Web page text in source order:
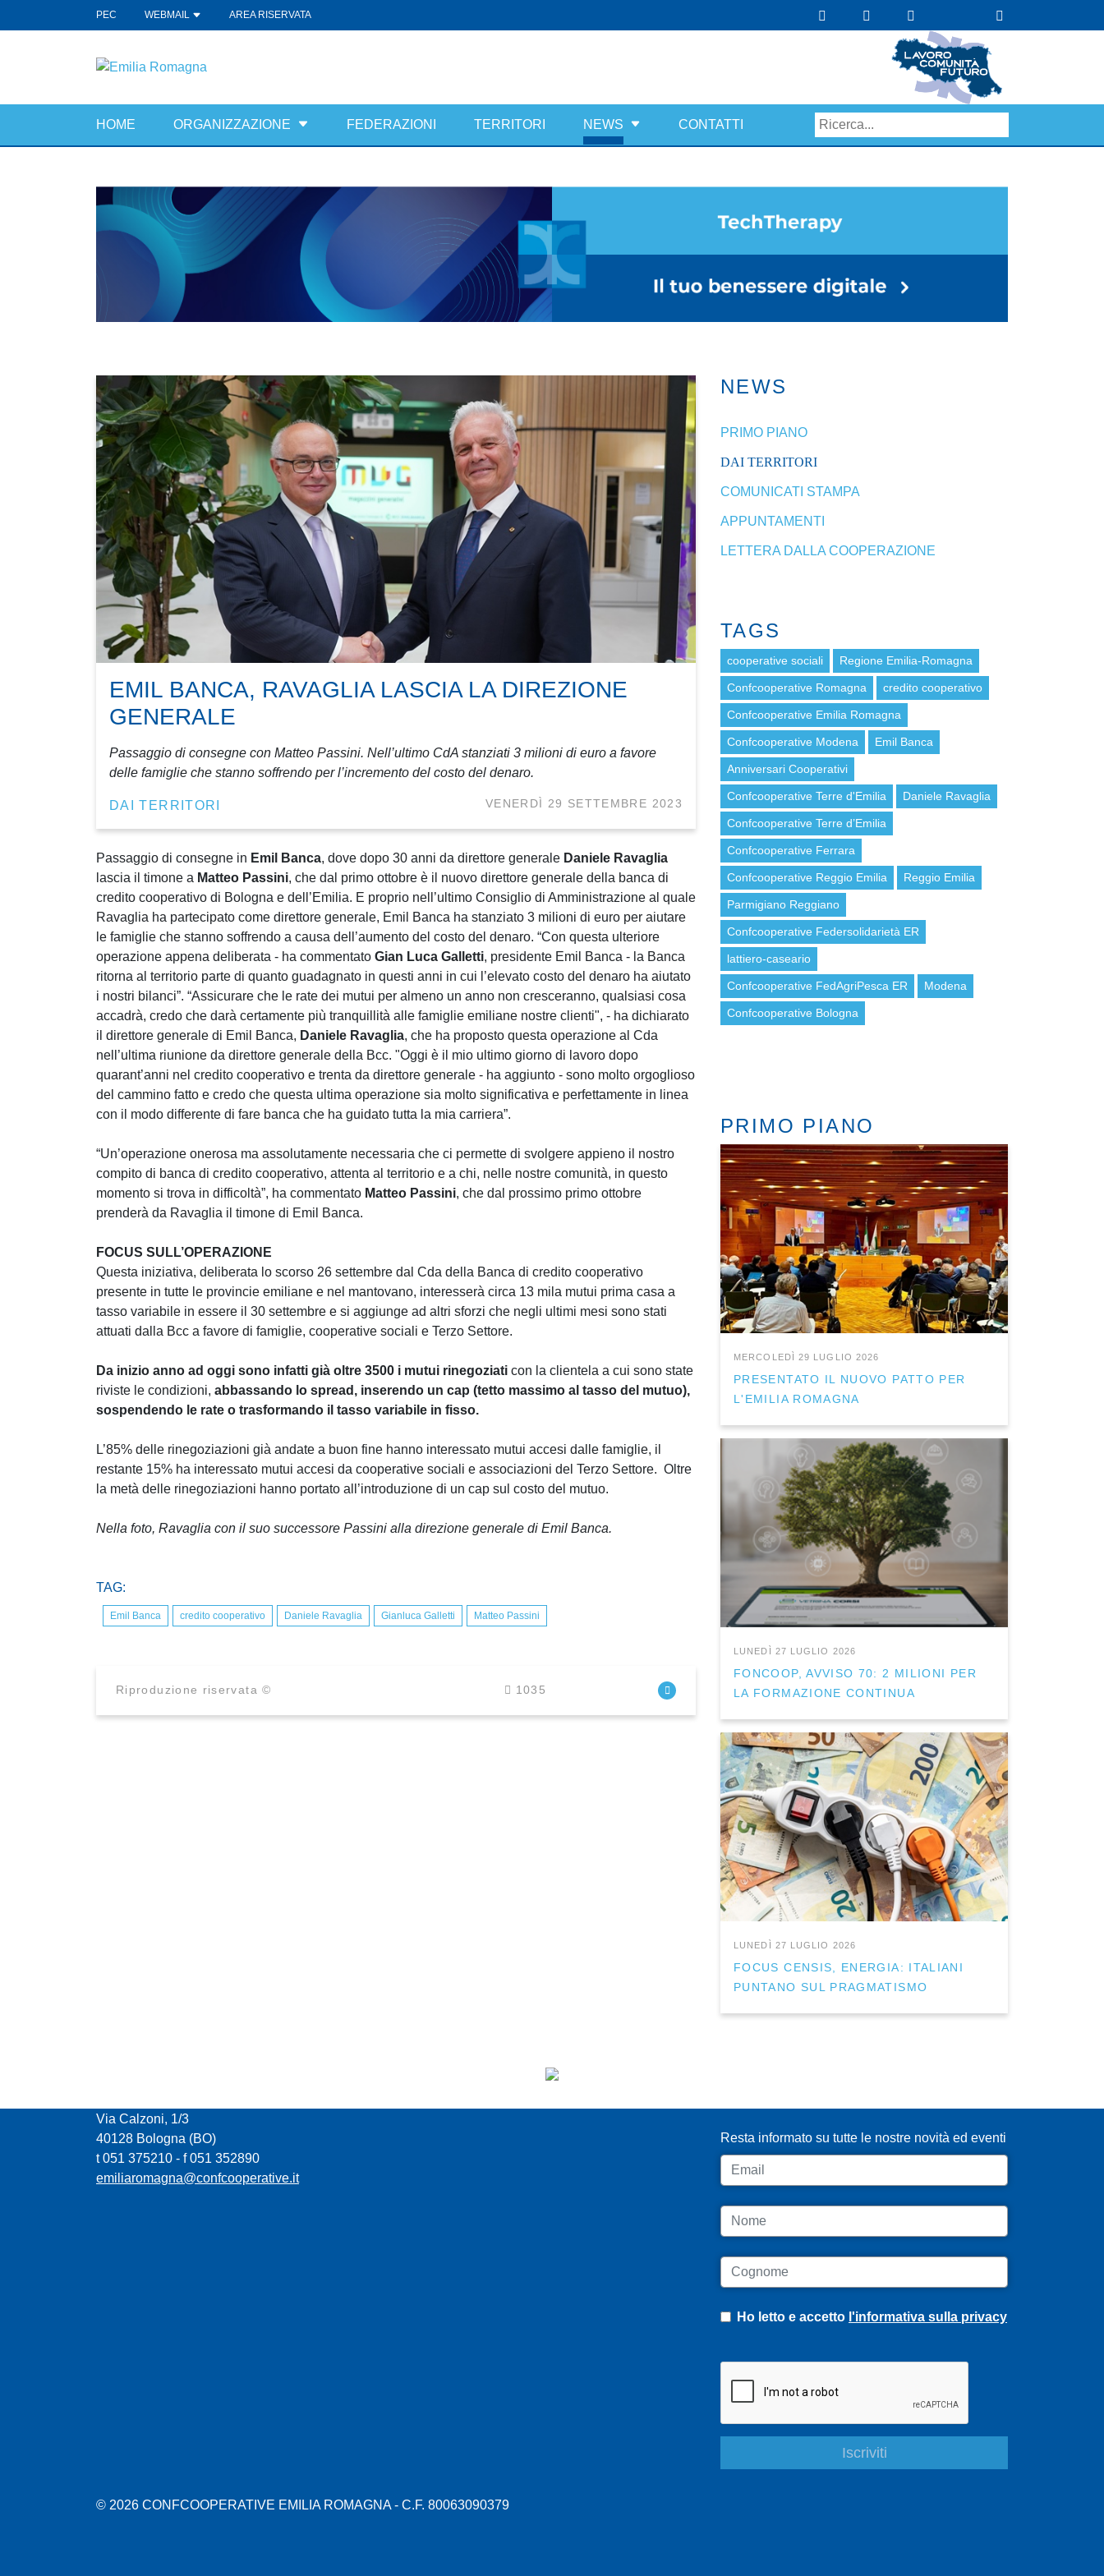
PEC WEBMAIL AREA RISERVATA
HOME ORGANIZZAZIONE FEDERAZIONI TERRITORI NEWS CONTATTI
EMIL BANCA, RAVAGLIA LASCIA LA DIREZIONE
GENERALE
Passaggio di consegne con Matteo Passini. Nell’ultimo CdA stanziati 3 milioni di euro a favore
delle famiglie che stanno soffrendo per l’incremento del costo del denaro.
DAI TERRITORI VENERDÌ 29 SETTEMBRE 2023
Passaggio di consegne in Emil Banca, dove dopo 30 anni da direttore generale Daniele Ravaglia
lascia il timone a Matteo Passini, che dal primo ottobre è il nuovo direttore generale della banca di
credito cooperativo di Bologna e dell’Emilia. E proprio nell’ultimo Consiglio di Amministrazione al quale
Ravaglia ha partecipato come direttore generale, Emil Banca ha stanziato 3 milioni di euro per aiutare
le famiglie che stanno soffrendo a causa dell’aumento del costo del denaro. “Con questa ulteriore
operazione appena deliberata - ha commentato Gian Luca Galletti, presidente Emil Banca - la Banca
ritorna al territorio parte di quanto guadagnato in questi anni in cui l’elevato costo del denaro ha aiutato
i nostri bilanci”. “Assicurare che le rate dei mutui per almeno un anno non cresceranno, qualsiasi cosa
accadrà, credo che darà certamente più tranquillità alle famiglie emiliane nostre clienti", - ha dichiarato
il direttore generale di Emil Banca, Daniele Ravaglia, che ha proposto questa operazione al Cda
nell’ultima riunione da direttore generale della Bcc. "Oggi è il mio ultimo giorno di lavoro dopo
quarant’anni nel credito cooperativo e trenta da direttore generale - ha aggiunto - sono molto orgoglioso
del cammino fatto e credo che questa ultima operazione sia molto significativa e perfettamente in linea
con il modo differente di fare banca che ha guidato tutta la mia carriera”.
“Un’operazione onerosa ma assolutamente necessaria che ci permette di svolgere appieno il nostro
compito di banca di credito cooperativo, attenta al territorio e a chi, nelle nostre comunità, in questo
momento si trova in difficoltà”, ha commentato Matteo Passini, che dal prossimo primo ottobre
prenderà da Ravaglia il timone di Emil Banca.
FOCUS SULL’OPERAZIONE
Questa iniziativa, deliberata lo scorso 26 settembre dal Cda della Banca di credito cooperativo
presente in tutte le provincie emiliane e nel mantovano, interesserà circa 13 mila mutui prima casa a
tasso variabile in essere il 30 settembre e si aggiunge ad altri sforzi che negli ultimi mesi sono stati
attuati dalla Bcc a favore di famiglie, cooperative sociali e Terzo Settore.
Da inizio anno ad oggi sono infatti già oltre 3500 i mutui rinegoziati con la clientela a cui sono state
riviste le condizioni, abbassando lo spread, inserendo un cap (tetto massimo al tasso del mutuo),
sospendendo le rate o trasformando il tasso variabile in fisso.
L’85% delle rinegoziazioni già andate a buon fine hanno interessato mutui accesi dalle famiglie, il
restante 15% ha interessato mutui accesi da cooperative sociali e associazioni del Terzo Settore. Oltre
la metà delle rinegoziazioni hanno portato all’introduzione di un cap sul costo del mutuo.
Nella foto, Ravaglia con il suo successore Passini alla direzione generale di Emil Banca.
TAG:
Emil Banca credito cooperativo Daniele Ravaglia Gianluca Galletti Matteo Passini
Riproduzione riservata © 1035
NEWS
PRIMO PIANO
DAI TERRITORI
COMUNICATI STAMPA
APPUNTAMENTI
LETTERA DALLA COOPERAZIONE
TAGS
cooperative sociali Regione Emilia-Romagna
Confcooperative Romagna credito cooperativo
Confcooperative Emilia Romagna
Confcooperative Modena Emil Banca
Anniversari Cooperativi
Confcooperative Terre d'Emilia Daniele Ravaglia
Confcooperative Terre d’Emilia
Confcooperative Ferrara
Confcooperative Reggio Emilia Reggio Emilia
Parmigiano Reggiano
Confcooperative Federsolidarietà ER
lattiero-caseario
Confcooperative FedAgriPesca ER Modena
Confcooperative Bologna
PRIMO PIANO
MERCOLEDÌ 29 LUGLIO 2026
PRESENTATO IL NUOVO PATTO PER
L'EMILIA ROMAGNA
LUNEDÌ 27 LUGLIO 2026
FONCOOP, AVVISO 70: 2 MILIONI PER
LA FORMAZIONE CONTINUA
LUNEDÌ 27 LUGLIO 2026
FOCUS CENSIS, ENERGIA: ITALIANI
PUNTANO SUL PRAGMATISMO
Resta informato su tutte le nostre novità ed eventi
Email
Nome
Cognome
Ho letto e accetto l'informativa sulla privacy
Via Calzoni, 1/3
40128 Bologna (BO)
t 051 375210 - f 051 352890
emiliaromagna@confcooperative.it
© 2026 CONFCOOPERATIVE EMILIA ROMAGNA - C.F. 80063090379